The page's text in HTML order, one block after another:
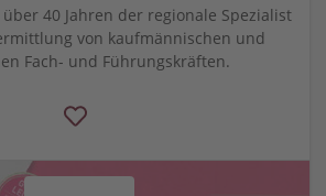
40 Jahren der regionale Spezialist
von kaufmännischen und
Fach- und Führungskräften.